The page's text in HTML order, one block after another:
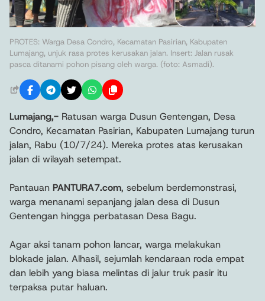
PROTES: Warga Desa Condro, Kecamatan Pasirian, Kabupaten
Lumajang, unjuk rasa protes kerusakan jalan. Insert: Jalan rusak
pasca ditanami pohon pisang oleh warga. (foto: Asmadi).
Lumajang,- Ratusan warga Dusun Gentengan, Desa
Condro, Kecamatan Pasirian, Kabupaten Lumajang turun
jalan, Rabu (10/7/24). Mereka protes atas kerusakan
jalan di wilayah setempat.
Pantauan PANTURA7.com, sebelum berdemonstrasi,
warga menanami sepanjang jalan desa di Dusun
Gentengan hingga perbatasan Desa Bagu.
Agar aksi tanam pohon lancar, warga melakukan
blokade jalan. Alhasil, sejumlah kendaraan roda empat
dan lebih yang biasa melintas di jalur truk pasir itu
terpaksa putar haluan.